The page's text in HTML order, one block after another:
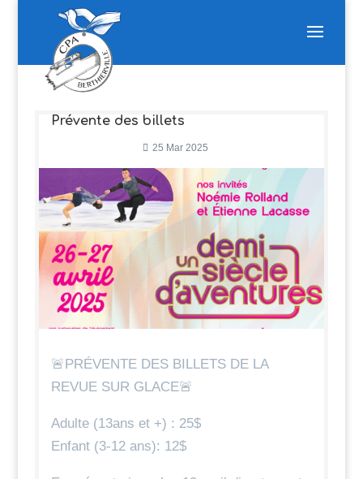
Prévente des billets
25 Mar 2025
🚨PRÉVENTE DES BILLETS DE LA
REVUE SUR GLACE🚨
Adulte (13ans et +) : 25$
Enfant (3-12 ans): 12$